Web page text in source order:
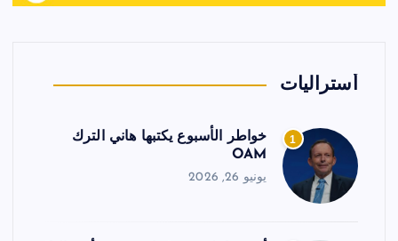
أستراليات
1
خواطر الأسبوع يكتبها هاني الترك
OAM
يونيو 26, 2026